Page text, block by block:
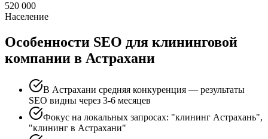
520 000
Население
Особенности SEO для клининговой
компании в Астрахани
В Астрахани средняя конкуренция — результаты
SEO видны через 3-6 месяцев
Фокус на локальных запросах: "клининг Астрахань",
"клининг в Астрахани"